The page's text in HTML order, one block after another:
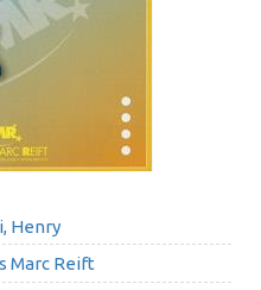
Henry
Marc Reift